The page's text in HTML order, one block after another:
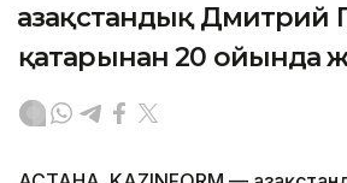
Қазақстандық Дмитрий
қатарынан 20 ойында